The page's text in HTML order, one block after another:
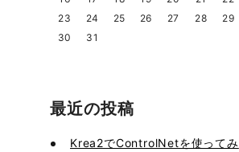
23
24 25 26 27 28
29
30
31
最近の投稿
Krea2でControlNetを使ってみ